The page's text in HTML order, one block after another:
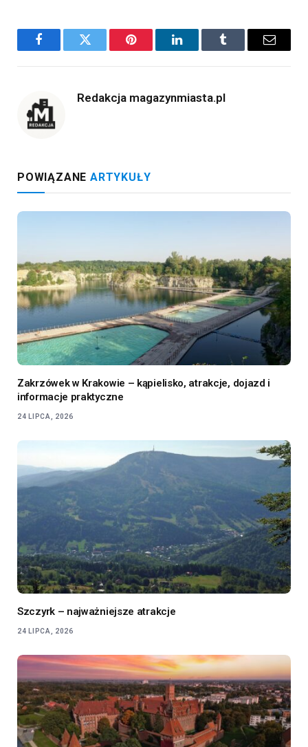
FacebookTwitter Pinterest LinkedInTumblr Email
Redakcja magazynmiasta.pl
POWIĄZANE ARTYKUŁY
Zakrzówek w Krakowie – kąpielisko, atrakcje, dojazd i
informacje praktyczne
24 LIPCA, 2026
Szczyrk – najważniejsze atrakcje
24 LIPCA, 2026